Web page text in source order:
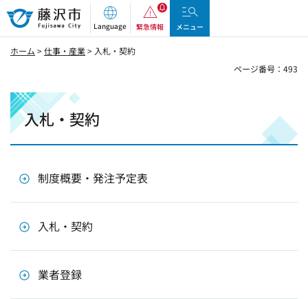
藤沢市
Language 緊急情報 メニュー
ホーム >仕事・産業> 入札・契約
ページ番号：493
入札・契約
制度概要・発注予定表
入札・契約
業者登録